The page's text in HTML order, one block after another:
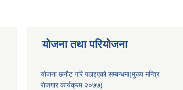
योजना तथा परियोजना
याेजना छनाैट गरि पठाइएकाे सम्बन्धमा(मुख्य मन्त्रि
राेजगार कार्यक्रम २०७७)